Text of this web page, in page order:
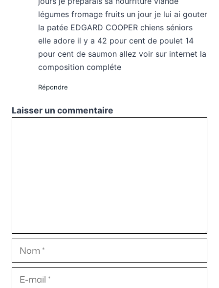
légumes fromage fruits un jour je lui ai gouter
la patée EDGARD COOPER chiens séniors
elle adore il y a 42 pour cent de poulet 14
pour cent de saumon allez voir sur internet la
composition compléte
Répondre
Laisser un commentaire
Nom
E-